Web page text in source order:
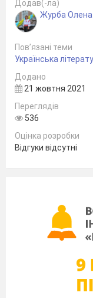
діями
Перша
Якою
Автор
театр?
Керівник
Прізвище
Додав(-ла)
Журба Олена
Пов’язані теми
Українська
Додано
21 жовтня 2021
Переглядів
536
Оцінка розробки
Відгуки відсутні